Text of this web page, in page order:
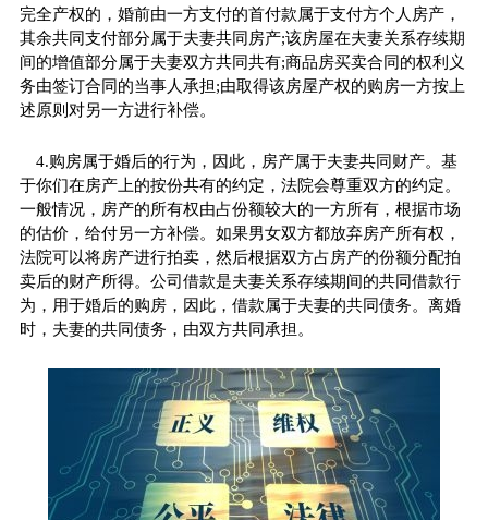
完全产权的，婚前由一方支付的首付款属于支付方个人房产，
其余共同支付部分属于夫妻共同房产;该房屋在夫妻关系存续期
间的增值部分属于夫妻双方共同共有;商品房买卖合同的权利义
务由签订合同的当事人承担;由取得该房屋产权的购房一方按上
述原则对另一方进行补偿。
4.购房属于婚后的行为，因此，房产属于夫妻共同财产。基
于你们在房产上的按份共有的约定，法院会尊重双方的约定。
一般情况，房产的所有权由占份额较大的一方所有，根据市场
的估价，给付另一方补偿。如果男女双方都放弃房产所有权，
法院可以将房产进行拍卖，然后根据双方占房产的份额分配拍
卖后的财产所得。公司借款是夫妻关系存续期间的共同借款行
为，用于婚后的购房，因此，借款属于夫妻的共同债务。离婚
时，夫妻的共同债务，由双方共同承担。